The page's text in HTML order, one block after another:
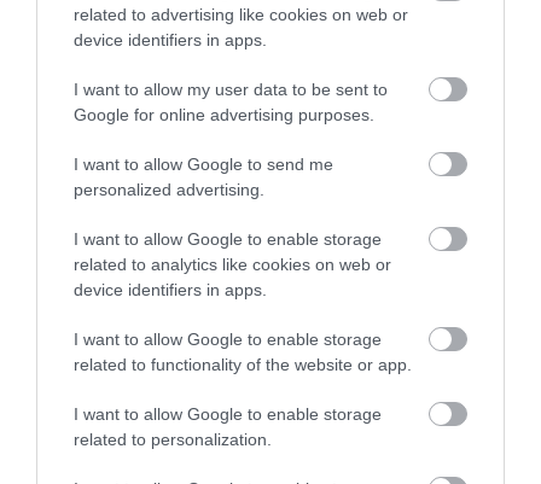
related to advertising like cookies on web or
device identifiers in apps.
I want to allow my user data to be sent to
Google for online advertising purposes.
I want to allow Google to send me
personalized advertising.
I want to allow Google to enable storage
related to analytics like cookies on web or
device identifiers in apps.
I want to allow Google to enable storage
related to functionality of the website or app.
I want to allow Google to enable storage
related to personalization.
A fiatalabb egyedek gyakran csinálják ezt, ha a
szeretnék elérni, hogy nekik is jusson valami a
zsákmányból.
és kutyája között, ha egymás szemébe néznek
A nyalogatás egy harmadik lehetséges oka az, hogy
a kutyák kedvelik a sós ízt, hiszen az emberi
izzadságnak kifejezetten magas a sótartalma.